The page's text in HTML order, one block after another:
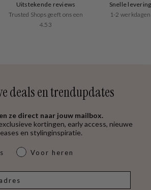
Uitstekende reviews
Trusted Shops geeft ons een
4.53
Snelle levering
1-2 werkdagen
deals en trendupdates
ze direct naar jouw mailbox.
kortingen, early access, nieuwe
en stylinginspiratie.
Voor heren